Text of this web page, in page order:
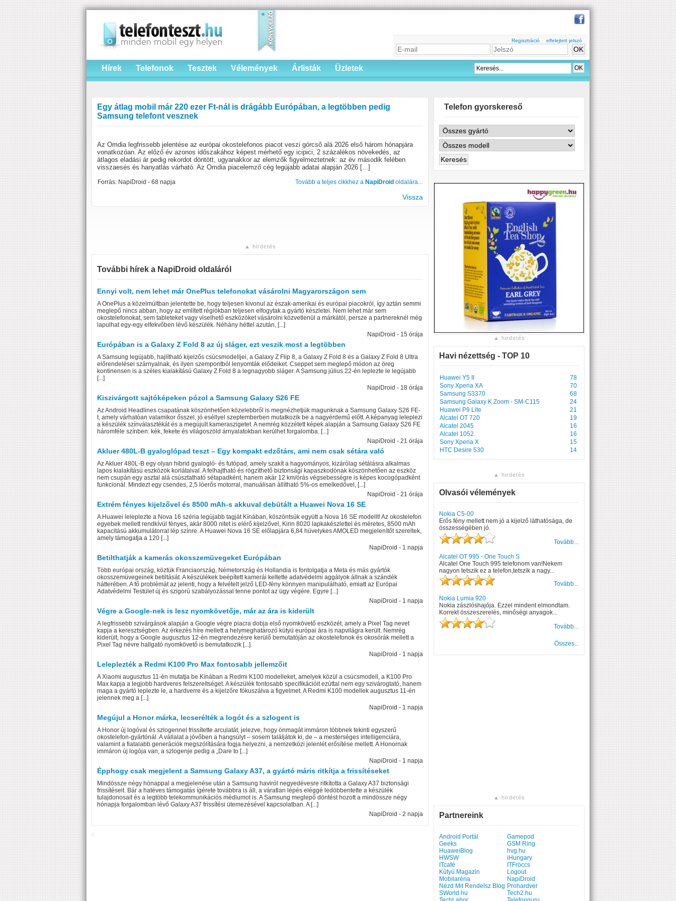
Regisztráció elfelejtett jelszó
Hírek Telefonok Tesztek Vélemények Árlisták Üzletek
Egy átlag mobil már 220 ezer Ft-nál is drágább Európában, a legtöbben pedig
Samsung telefont vesznek
Az Omdia legfrissebb jelentése az európai okostelefonos piacot veszi górcső alá 2026 első három hónapjára
vonatkozóan. Az előző év azonos időszakához képest mérhető egy icipici, 2 százalékos növekedés, az
átlagos eladási ár pedig rekordot döntött, ugyanakkor az elemzők figyelmeztetnek: az év második felében
visszaesés és hanyatlás várható. Az Omdia piacelemző cég legújabb adatai alapján 2026 [...]
Forrás: NapiDroid - 68 napja Tovább a teljes cikkhez a NapiDroid oldalára...
Vissza
▲ hirdetés
További hírek a NapiDroid oldaláról
Ennyi volt, nem lehet már OnePlus telefonokat vásárolni Magyarországon sem
A OnePlus a közelmúltban jelentette be, hogy teljesen kivonul az észak-amerikai és európai piacokról, így aztán semmi
meglepő nincs abban, hogy az említett régiókban teljesen elfogytak a gyártó készletei. Nem lehet már sem
okostelefonokat, sem tableteket vagy viselhető eszközöket vásárolni közvetlenül a márkától, persze a partnereknél még
lapulhat egy-egy elfekvőben lévő készülék. Néhány héttel azután, [...]
NapiDroid - 15 órája
Európában is a Galaxy Z Fold 8 az új sláger, ezt veszik most a legtöbben
A Samsung legújabb, hajlítható kijelzős csúcsmodelljei, a Galaxy Z Flip 8, a Galaxy Z Fold 8 és a Galaxy Z Fold 8 Ultra
előrendelései szárnyalnak, és ilyen szempontból lenyomták elődeiket. Cseppet sem meglepő módon az öreg
kontinensen is a széles kialakítású Galaxy Z Fold 8 a legnagyobb sláger. A Samsung július 22-én leplezte le legújabb
[...]
NapiDroid - 18 órája
Kiszivárgott sajtóképeken pózol a Samsung Galaxy S26 FE
Az Android Headlines csapatának köszönhetően közelebbről is megnézhetjük magunknak a Samsung Galaxy S26 FE-
t, amely várhatóan valamikor ősszel, jó eséllyel szeptemberben mutatkozik be a nagyérdemű előtt. A képanyag leleplezi
a készülék színválasztékát és a megújult kameraszigetet. A nemrég közzétett képek alapján a Samsung Galaxy S26 FE
háromféle színben: kék, fekete és világoszöld árnyalatokban kerülhet forgalomba. [...]
NapiDroid - 21 órája
Akluer 480L-B gyaloglópad teszt – Egy kompakt edzőtárs, ami nem csak sétára való
Az Akluer 480L-B egy olyan hibrid gyalogló- és futópad, amely szakít a hagyományos, kizárólag sétálásra alkalmas
lapos kialakítású eszközök korlátaival. A felhajtható és rögzíthető biztonsági kapaszkodónak köszönhetően az eszköz
nem csupán egy asztal alá csúsztatható sétapadként, hanem akár 12 km/órás végsebességre is képes kocogópadként
funkcionál. Mindezt egy csendes, 2,5 lóerős motorral, manuálisan állítható 5%-os emelkedővel, [...]
NapiDroid - 21 órája
Extrém fényes kijelzővel és 8500 mAh-s akkuval debütált a Huawei Nova 16 SE
A Huawei leleplezte a Nova 16 széria legújabb tagját Kínában, köszöntsük együtt a Nova 16 SE modellt! Az okostelefon
egyebek mellett rendkívül fényes, akár 8000 nitet is elérő kijelzővel, Kirin 8020 lapkakészlettel és méretes, 8500 mAh
kapacitású akkumulátorral lép színre. A Huawei Nova 16 SE előlapjára 6,84 hüvelykes AMOLED megjelenítőt szereltek,
amely támogatja a 120 [...]
NapiDroid - 1 napja
Betilthatják a kamerás okosszemüvegeket Európában
Több európai ország, köztük Franciaország, Németország és Hollandia is fontolgatja a Meta és más gyártók
okosszemüvegeinek betiltását. A készülékek beépített kamerái keltette adatvédelmi aggályok állnak a szándék
hátterében. A fő problémát az jelenti, hogy a felvételt jelző LED-fény könnyen manipulálható, emiatt az Európai
Adatvédelmi Testület új és szigorú szabályozással tenne pontot az ügy végére. Egyre [...]
NapiDroid - 1 napja
Végre a Google-nek is lesz nyomkövetője, már az ára is kiderült
A legfrissebb szivárgások alapján a Google végre piacra dobja első nyomkövető eszközét, amely a Pixel Tag nevet
kapja a keresztségben. Az érkezés híre mellett a helymeghatározó kütyü európai ára is napvilágra került. Nemrég
kiderült, hogy a Google augusztus 12-én megrendezésre kerülő bemutatóján az okostelefonok és okosórák mellett a
Pixel Tag névre hallgató nyomkövető is bemutatkozik [...]
NapiDroid - 1 napja
Leleplezték a Redmi K100 Pro Max fontosabb jellemzőit
A Xiaomi augusztus 11-én mutatja be Kínában a Redmi K100 modelleket, amelyek közül a csúcsmodell, a K100 Pro
Max kapja a legjobb hardveres felszereltséget. A készülék fontosabb specifikációit ezúttal nem egy szivárogtató, hanem
maga a gyártó leplezte le, a hardverre és a kijelzőre fókuszálva a figyelmet. A Redmi K100 modellek augusztus 11-én
jelennek meg a [...]
NapiDroid - 1 napja
Megújul a Honor márka, lecserélték a logót és a szlogent is
A Honor új logóval és szlogennel frissítette arculatát, jelezve, hogy önmagát immáron többnek tekinti egyszerű
okostelefon-gyártónál. A vállalat a jövőben a hangsúlyt – sosem találjátok ki, de – a mesterséges intelligenciára,
valamint a fiatalabb generációk megszólítására fogja helyezni, a nemzetközi jelenlét erősítése mellett. A Honornak
immáron új logója van, a szlogenje pedig a „Dare to [...]
NapiDroid - 1 napja
Épphogy csak megjelent a Samsung Galaxy A37, a gyártó máris ritkítja a frissítéseket
Mindössze négy hónappal a megjelenése után a Samsung haviról negyedévesre ritkította a Galaxy A37 biztonsági
frissítéseit. Bár a hatéves támogatás ígérete továbbra is áll, a váratlan lépés eléggé ledöbbentette a készülék
tulajdonosait és a legtöbb telekommunikációs médiumot is. A Samsung meglepő döntést hozott a mindössze négy
hónapja forgalomban lévő Galaxy A37 frissítési ütemezésével kapcsolatban. A [...]
NapiDroid - 2 napja
C
Telefon gyorskereső
▲ hirdetés
Havi nézettség - TOP 10
Huawei Y5 II
78
Sony Xperia XA
70
Samsung S3370
68
Samsung Galaxy K Zoom - SM-C115
24
Huawei P9 Lite
21
Alcatel OT 720
19
Alcatel 2045
16
Alcatel 1052
16
Sony Xperia X
15
HTC Desire 530
14
▲ hirdetés
Olvasói vélemények
Nokia C5-00
Erős fény mellett nem jó a kijelző láthatósága, de
összességében jó.
Tovább...
Alcatel OT 995 - One Touch S
Alcatel One Touch 995 telefonom van!Nekem
nagyon tetszik ez a telefon,tetszik a nagy...
Tovább...
Nokia Lumia 920
Nokia zászlóshajója. Ezzel mindent elmondtam.
Korrekt összeszerelés, minőségi anyagok...
Tovább...
Összes...
▲ hirdetés
Partnereink
Android Portál
Gamepod
Geeks
GSM Ring
HuaweiBlog
hvg.hu
HWSW
iHungary
ITcafé
ITFröccs
Kütyü Magazin
Logout
Mobilaréna
NapiDroid
Nézd Mit Rendelsz Blog Prohardver
SWorld.hu
Tech2.hu